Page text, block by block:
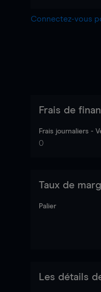
Connectez-vous
Frais de
Frais journaliers -
0
Taux de
Palier
Les détails